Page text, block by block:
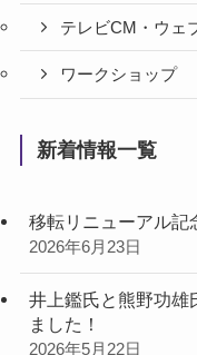
テレビCM・ウェ
ワークショップ
新着情報一覧
移転リニューアル記
2026年6月23日
井上鑑氏と熊野功雄
ました！
2026年5月22日